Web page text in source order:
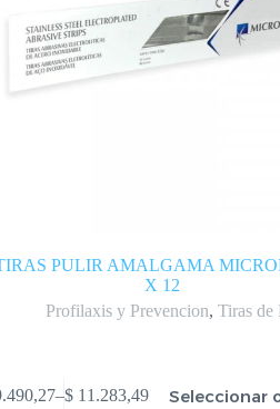
PULIR AMALGAMA
X 12
Profilaxis y Prevencion, Tiras de
–$11.283,49
Rango
Seleccionar